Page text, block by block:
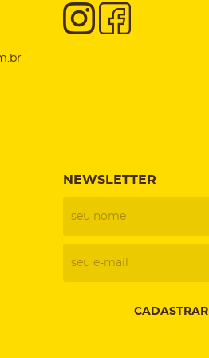
NEWSLETTER
CADASTRAR